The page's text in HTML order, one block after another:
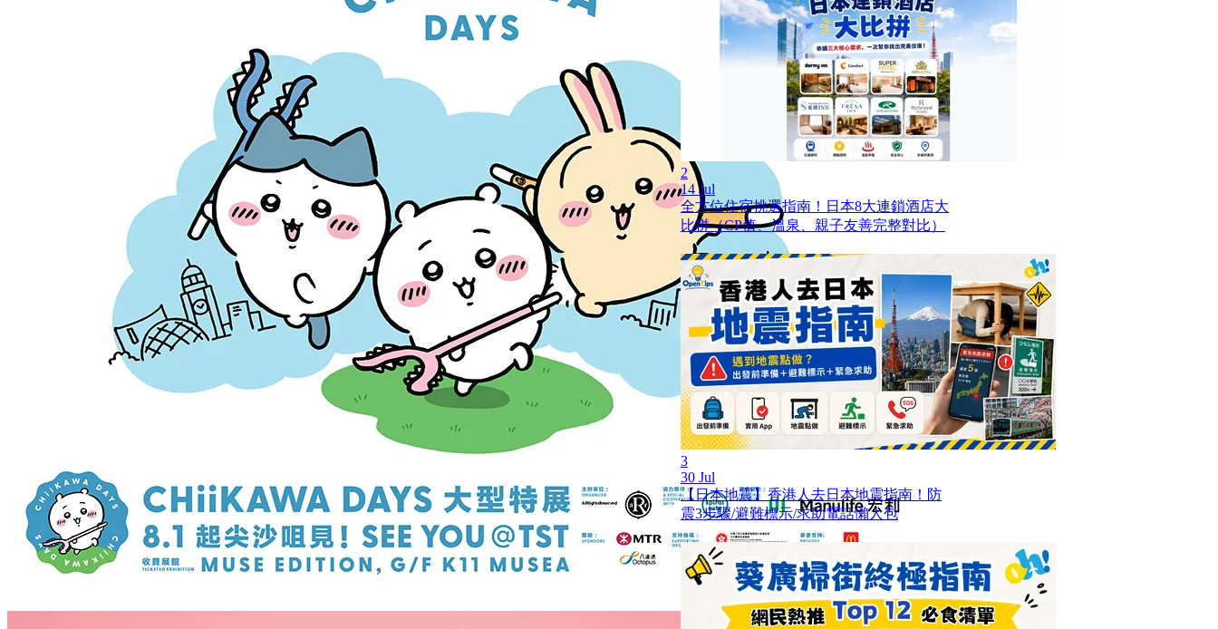
2
14 Jul
全方位住宿挑選指南！日本8大連鎖酒店大
比拼（CP值、溫泉、親子友善完整對比）
3
30 Jul
【日本地震】香港人去日本地震指南！防
震3步驟/避難標示/求助電話懶人包